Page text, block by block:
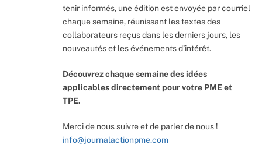
tenir informés, une édition est envoyée par courriel
chaque semaine, réunissant les textes des
collaborateurs reçus dans les derniers jours, les
nouveautés et les événements d’intérêt.
Découvrez chaque semaine des idées
applicables directement pour votre PME et
TPE.
Merci de nous suivre et de parler de nous !
info@journalactionpme.com